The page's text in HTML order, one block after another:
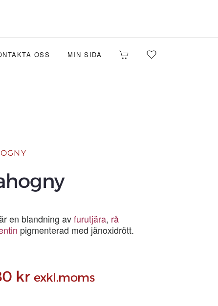
OSS MIN SIDA
en blandning avfurutjära, rå
pigmenterad med jänoxidrött.
krPrisintervall:
exkl.moms